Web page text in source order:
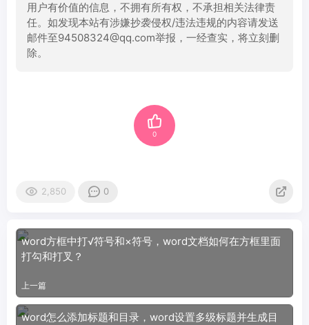
用户有价值的信息，不拥有所有权，不承担相关法律责
任。如发现本站有涉嫌抄袭侵权/违法违规的内容请发送
邮件至94508324@qq.com举报，一经查实，将立刻删
除。
0
2,850 0
word方框中打√符号和×符号，word文档如何在方框里面
打勾和打叉？
上一篇
word怎么添加标题和目录，word设置多级标题并生成目